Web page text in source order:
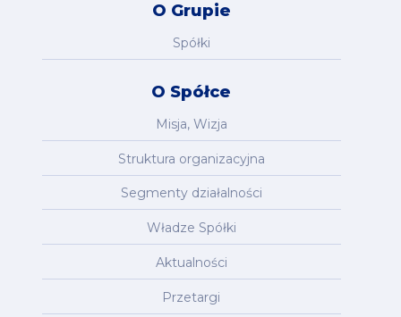
O Grupie
Spółki
O Spółce
Misja, Wizja
Struktura organizacyjna
Segmenty działalności
Władze Spółki
Aktualności
Przetargi